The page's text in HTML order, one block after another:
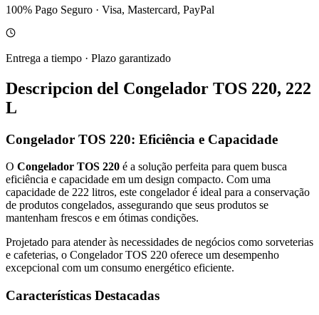
100% Pago Seguro · Visa, Mastercard, PayPal
Entrega a tiempo · Plazo garantizado
Descripcion del Congelador TOS 220, 222
L
Congelador TOS 220: Eficiência e Capacidade
O Congelador TOS 220 é a solução perfeita para quem busca
eficiência e capacidade em um design compacto. Com uma
capacidade de 222 litros, este congelador é ideal para a conservação
de produtos congelados, assegurando que seus produtos se
mantenham frescos e em ótimas condições.
Projetado para atender às necessidades de negócios como sorveterias
e cafeterias, o Congelador TOS 220 oferece um desempenho
excepcional com um consumo energético eficiente.
Características Destacadas